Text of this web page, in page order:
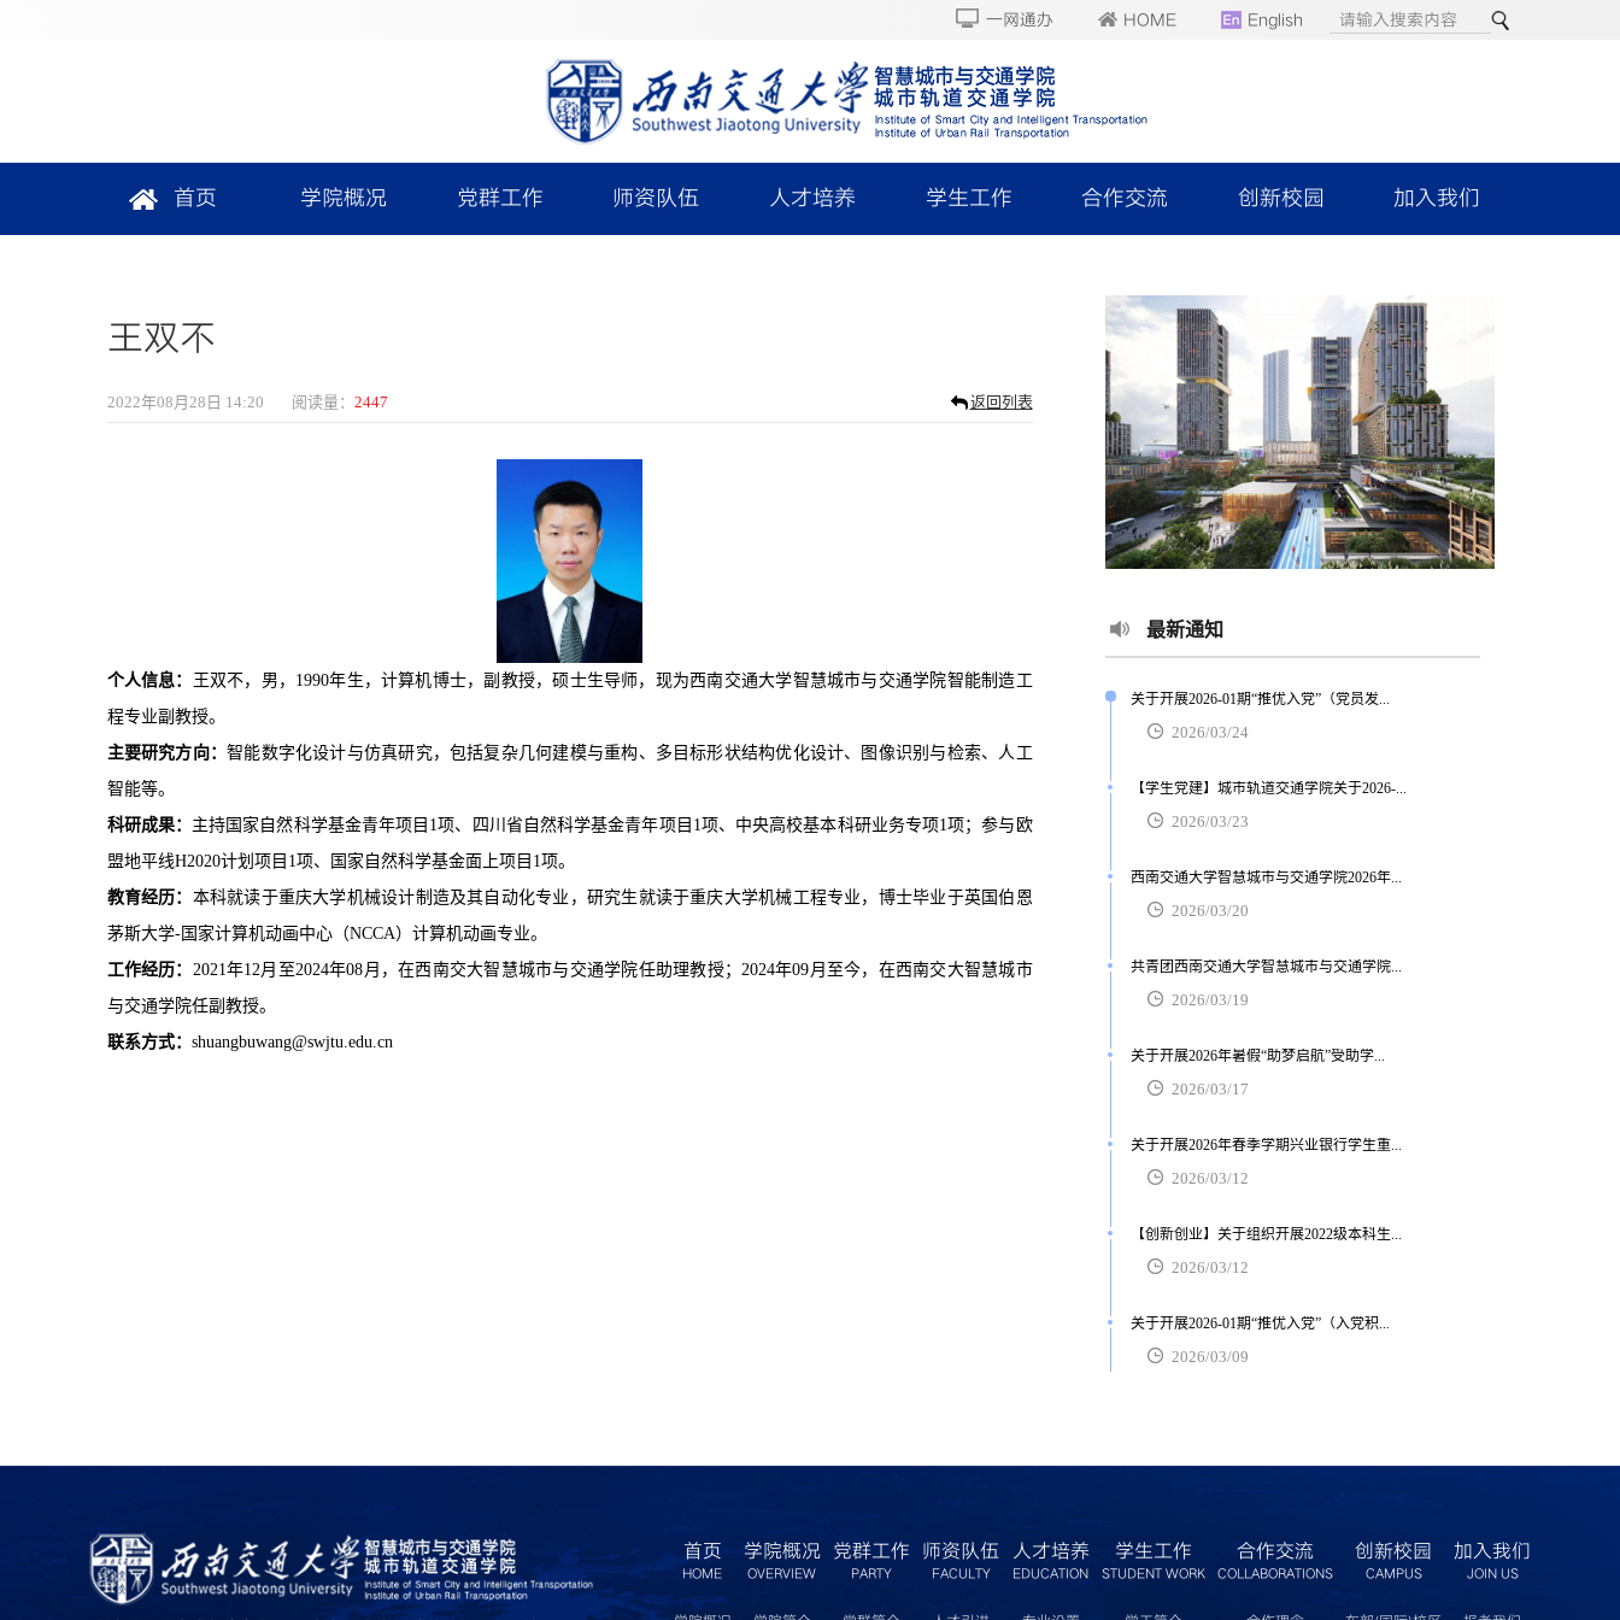
一网通办 HOME English
首页 学院概况 党群工作 师资队伍 人才培养 学生工作 合作交流 创新校园 加入我们
王双不
2022年08月28日 14:20 阅读量： 2447 返回列表
个人信息：
王双不，男，1990年生，计算机博士，副教授，硕士生导师，现为西南交通大学智慧城市与交通学院智能制造工
程专业副教授。
主要研究方向：智能数字化设计与仿真研究，包括复杂几何建模与重构、多目标形状结构优化设计、图像识别与检索、人工
智能等。
科研成果： 主持国家自然科学基金青年项目1项、四川省自然科学基金青年项目1项、中央高校基本科研业务专项1项；参与欧
盟地平线H2020计划项目1项、国家自然科学基金面上项目1项。
教育经历： 本科就读于重庆大学机械设计制造及其自动化专业，研究生就读于重庆大学机械工程专业 ， 博士毕业于英国伯恩
茅斯大学-国家计算机动画中心（NCCA）计算机动画专业。
工作经历： 2021年12月至2024年08月，在西南交大智慧城市与交通学院任助理教授；2024年09月至今，在西南交大智慧城市
与交通学院任副教授。
联系方式： shuangbuwang@swjtu.edu.cn
最新通知
关于开展2026-01期“推优入党”（党员发...
2026/03/24
【学生党建】城市轨道交通学院关于2026-...
2026/03/23
西南交通大学智慧城市与交通学院2026年...
2026/03/20
共青团西南交通大学智慧城市与交通学院...
2026/03/19
关于开展2026年暑假“助梦启航”受助学...
2026/03/17
关于开展2026年春季学期兴业银行学生重...
2026/03/12
【创新创业】关于组织开展2022级本科生...
2026/03/12
关于开展2026-01期“推优入党”（入党积...
2026/03/09
首页
HOME
学院概况
OVERVIEW
党群工作
PARTY
师资队伍
FACULTY
人才培养
EDUCATION
学生工作
STUDENT WORK
合作交流
COLLABORATIONS
创新校园
CAMPUS
加入我们
JOIN US